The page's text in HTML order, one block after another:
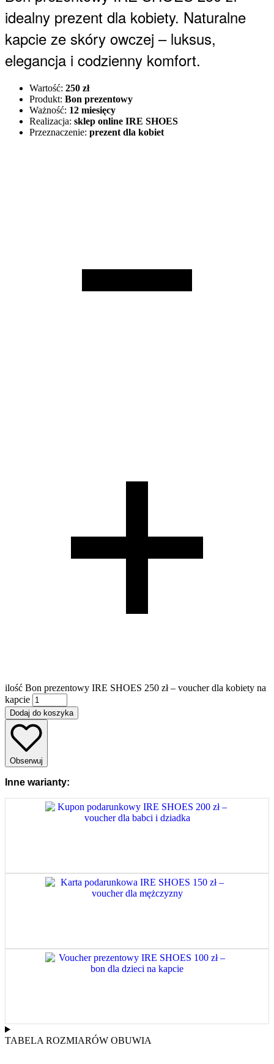
idealny prezent dla kobiety. Naturalne
kapcie ze skóry owczej – luksus,
elegancja i codzienny komfort.
Wartość: 250 zł
Produkt: Bon prezentowy
Ważność: 12 miesięcy
Realizacja: sklep online IRE SHOES
Przeznaczenie: prezent dla kobiet
ilość Bon prezentowy IRE SHOES 250 zł – voucher dla kobiety na
kapcie
Dodaj do koszyka
Obserwuj
Inne warianty:
TABELA ROZMIARÓW OBUWIA